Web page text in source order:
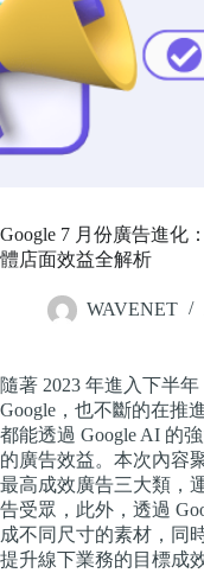
Google 7 月份廣告進化
體店面效益全解析
WAVENET
隨著 2023 年進入下半
Google，也不斷的在推
都能透過 Google AI 的
的廣告效益。本次內容
最高成效廣告三大類，
告受眾，此外，透過
成不同尺寸的素材，同
提升線下業務的目標成